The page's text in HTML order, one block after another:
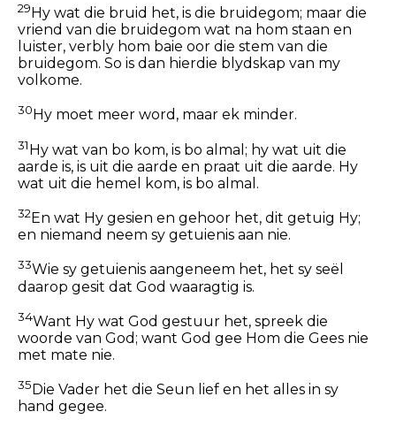
29 Hy wat die bruid het, is die bruidegom; maar die
vriend van die bruidegom wat na hom staan en
luister, verbly hom baie oor die stem van die
bruidegom. So is dan hierdie blydskap van my
volkome.
30 Hy moet meer word, maar ek minder.
31Hy wat van bo kom, is bo almal; hy wat uit die
aarde is, is uit die aarde en praat uit die aarde. Hy
wat uit die hemel kom, is bo almal.
32 En wat Hy gesien en gehoor het, dit getuig Hy;
en niemand neem sy getuienis aan nie.
33Wie sy getuienis aangeneem het, het sy seël
daarop gesit dat God waaragtig is.
34Want Hy wat God gestuur het, spreek die
woorde van God; want God gee Hom die Gees nie
met mate nie.
35 Die Vader het die Seun lief en het alles in sy
hand gegee.